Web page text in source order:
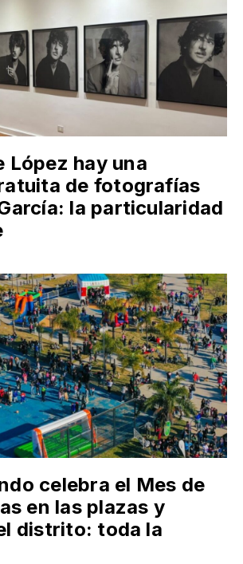
López hay una
de fotografías
la particularidad
celebra el Mes de
en las plazas y
distrito: toda la